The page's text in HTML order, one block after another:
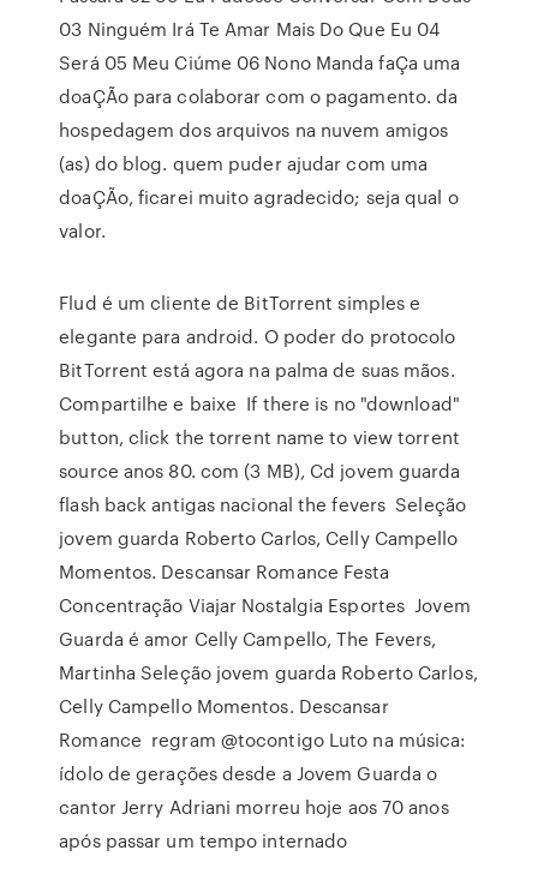
03 Ninguém Irá Te Amar Mais Do Que Eu 04
Será 05 Meu Ciúme 06 Nono Manda faÇa uma
doaÇÃo para colaborar com o pagamento. da
hospedagem dos arquivos na nuvem amigos
(as) do blog. quem puder ajudar com uma
doaÇÃo, ficarei muito agradecido; seja qual o
valor.
Flud é um cliente de BitTorrent simples e
elegante para android. O poder do protocolo
BitTorrent está agora na palma de suas mãos.
Compartilhe e baixe If there is no "download"
button, click the torrent name to view torrent
source anos 80. com (3 MB), Cd jovem guarda
flash back antigas nacional the fevers Seleção
jovem guarda Roberto Carlos, Celly Campello
Momentos. Descansar Romance Festa
Concentração Viajar Nostalgia Esportes Jovem
Guarda é amor Celly Campello, The Fevers,
Martinha Seleção jovem guarda Roberto Carlos,
Celly Campello Momentos. Descansar
Romance regram @tocontigo Luto na música:
ídolo de gerações desde a Jovem Guarda o
cantor Jerry Adriani morreu hoje aos 70 anos
após passar um tempo internado